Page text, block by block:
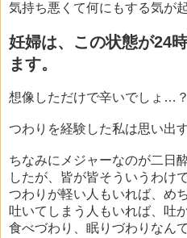
気持ち悪くて何にもする気が
妊婦は、この状態が24
ます。
想像しただけで辛いでしょ…？
つわりを経験した私は思い出
ちなみにメジャーなのが二日
したが、皆が皆そういうわけ
つわりが軽い人もいれば、め
吐いてしまう人もいれば、吐
食べづわり、眠りづわりなん